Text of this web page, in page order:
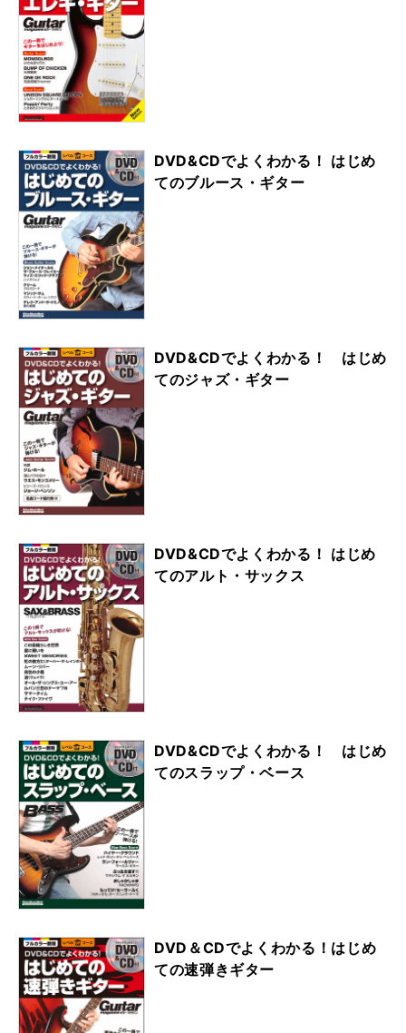
DVD&CDでよくわかる！ はじめ
てのブルース・ギター
DVD&CDでよくわかる！ はじめ
てのジャズ・ギター
DVD&CDでよくわかる！ はじめ
てのアルト・サックス
DVD&CDでよくわかる！ はじめ
てのスラップ・ベース
DVD＆CDでよくわかる！はじめ
ての速弾きギター